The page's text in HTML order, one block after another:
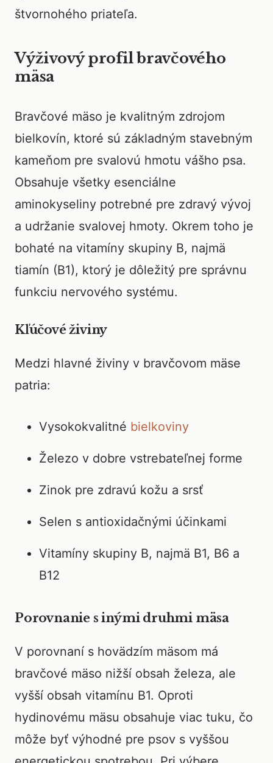
štvornohého priateľa.
Výživový profil bravčového
mäsa
Bravčové mäso je kvalitným zdrojom
bielkovín, ktoré sú základným stavebným
kameňom pre svalovú hmotu vášho psa.
Obsahuje všetky esenciálne
aminokyseliny potrebné pre zdravý vývoj
a udržanie svalovej hmoty. Okrem toho je
bohaté na vitamíny skupiny B, najmä
tiamín (B1), ktorý je dôležitý pre správnu
funkciu nervového systému.
Kľúčové živiny
Medzi hlavné živiny v bravčovom mäse
patria:
Vysokokvalitné bielkoviny
Železo v dobre vstrebateľnej forme
Zinok pre zdravú kožu a srsť
Selen s antioxidačnými účinkami
Vitamíny skupiny B, najmä B1, B6 a
B12
Porovnanie s inými druhmi mäsa
V porovnaní s hovädzím mäsom má
bravčové mäso nižší obsah železa, ale
vyšší obsah vitamínu B1. Oproti
hydinovému mäsu obsahuje viac tuku, čo
môže byť výhodné pre psov s vyššou